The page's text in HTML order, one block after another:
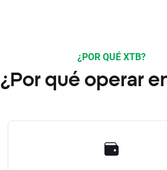
¿POR QUÉ XTB?
¿Por qué operar